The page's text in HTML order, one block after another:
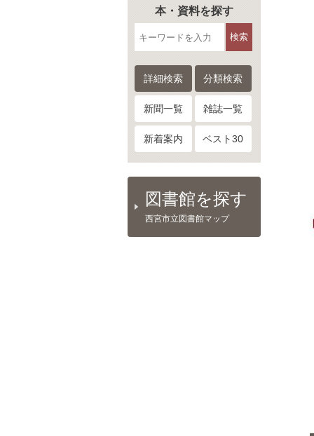
本・資料を探す
検索
詳細検索 分類検索
新聞一覧 雑誌一覧
新着案内 ベスト30
図書館を探す
西宮市立図書館マップ